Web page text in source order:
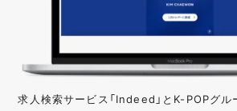
求人検索サービス「Indeed」とK-POPグル